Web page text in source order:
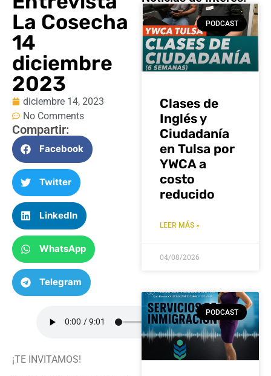
La Cosecha
14
diciembre
2023
diciembre 14, 2023
No Comments
Compartir:
Facebook
Twitter
LinkedIn
WhatsApp
Telegram
¡TE INVITAMOS!
PODCAST
Clases de
Inglés y
Ciudadanía
en Tulsa por
YWCA a
costo
reducido
LEER MÁS »
04/08/2026
PODCAST